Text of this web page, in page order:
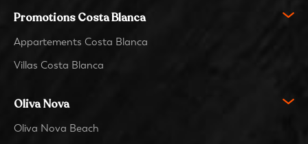
Promotions Costa Blanca
Appartements Costa Blanca
Villas Costa Blanca
Oliva Nova
Oliva Nova Beach